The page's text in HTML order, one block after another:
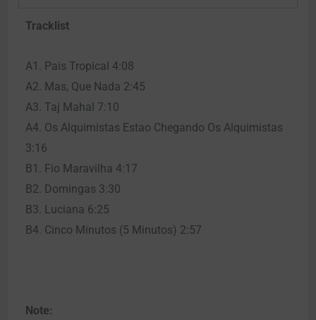
Tracklist
A1. Pais Tropical 4:08
A2. Mas, Que Nada 2:45
A3. Taj Mahal 7:10
A4. Os Alquimistas Estao Chegando Os Alquimistas
3:16
B1. Fio Maravilha 4:17
B2. Domingas 3:30
B3. Luciana 6:25
B4. Cinco Minutos (5 Minutos) 2:57
Note: